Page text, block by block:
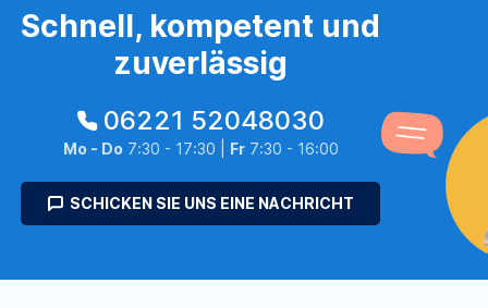
Schnell, kompetent und
zuverlässig
06221 52048030
Mo - Do 7:30 - 17:30 | Fr7:30 - 16:00
SCHICKEN SIE UNS EINE NACHRICHT